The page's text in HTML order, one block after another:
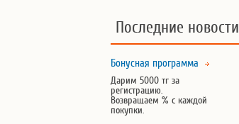
Последние новости
Бонусная программа
Дарим 5000 тг за
регистрацию.
Возвращаем % с каждой
покупки.